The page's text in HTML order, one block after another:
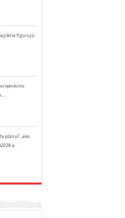
figurujú
operáciou
plánu? ..ako
a